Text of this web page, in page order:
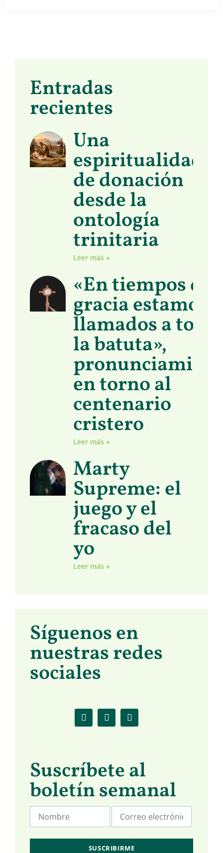
Entradas
recientes
Una
espiritualidad
de donación
desde la
ontología
trinitaria
Leer más »
«En tiempos de
gracia estamos
llamados a
la batuta»,
en torno al
centenario
cristero
Leer más »
Marty
Supreme: el
juego y el
fracaso del
yo
Leer más »
Síguenos en
nuestras redes
sociales
Suscríbete al
boletín semanal